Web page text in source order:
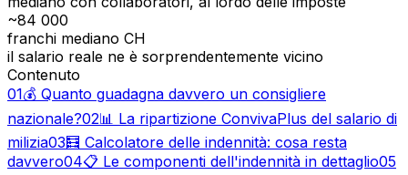
~84 000
franchi mediano CH
il salario reale ne è sorprendentemente vicino
Contenuto
01💰 Quanto guadagna davvero un consigliere
nazionale?02📊 La ripartizione ConvivaPlus del salario di
milizia03🧮 Calcolatore delle indennità: cosa resta
davvero04📋 Le componenti dell'indennità in dettaglio05